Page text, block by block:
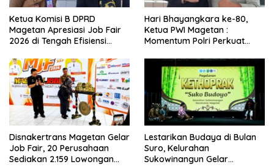
Ketua Komisi B DPRD
Magetan Apresiasi Job Fair
2026 di Tengah Efisiensi
Hari Bhayangkara ke-80,
Ketua PWI Magetan :
Momentum Polri Perkuat
Disnakertrans Magetan Gelar
Job Fair, 20 Perusahaan
Sediakan 2.159 Lowongan
Lestarikan Budaya di Bulan
Suro, Kelurahan
Sukowinangun Gelar